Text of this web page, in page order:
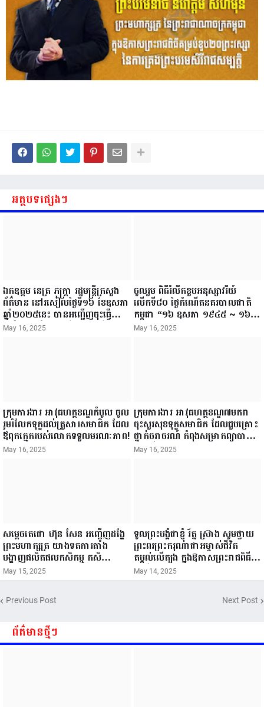
អត្ថបទផ្សេងៗ
ឯកឧត្តម នេត្រ ភក្ត្រា រដ្ឋមន្ត្រីក្រសួង
ព័ត៌មាន នៅរសៀលថ្ងៃទី១៦ ខែឧសភា
ឆ្នាំ២០២៥នេះ បានអញ្ជើញចុះធ្វើ
ជំរឿនថ្នាក់ដឹកនាំមន្ត្រីរាជការស៉ីវិល នៃ
May 16, 2025
ចូលរួម ពិធីរំលឹកខួបអនុស្សាវរីយ៍
លើកទី៨០ ថ្ងៃកំណើតនគរបាលជាតិ
កម្ពុជា “១៦ ឧសភា ១៩៤៥ ~ ១៦
ឧសភា ២០២៥”...
May 16, 2025
ក្រុមការងារ អាវុធហត្ថខណ្ឌកំបូល ចូល
រួមរំលែកទុក្ខដល់គ្រួសារសមាជិក ដែល
ឪពុកក្មេករបស់លោកទទួលមរណៈភាព!
May 16, 2025
ក្រុមការងារ អាវុធហត្ថខណ្ឌ៧មករា
ចុះសួរសុខទុក្ខសមាជិក ដែលជួបគ្រោះ
ថ្នាក់ចរាចរណ៍ កំពុងសម្រាកព្យាបាល
នៅមន្ទីរពេទ្យ!
May 16, 2025
សម្តេចតេជោ ហ៊ុន សែន អញ្ជើញដង្ហែ
ព្រះមហាក្សត្រ យាងទតការតាំង
បង្ហាញផលិតផលកសិកម្ម កសិ
ឧស្សាហកម្ម និងសិប្បកម្ម ក្នុងព្រះរាជ
May 15, 2025
ទូលព្រះបង្គំជាខ្ញុំ រ័ត្ន ស្រ៊ាង សូមថ្វាយ
ព្រះពរព្រះករុណាជាអម្ចាស់ជីវិត
តម្កល់លើត្បូង ក្នុងឱកាសព្រះរាជពិធី
ចម្រើនព្រះជន្ម គម្រប់ខួប៧២ យាងចូល
May 14, 2025
Previous Post Next Post
ព័ត៌មានថ្មីៗ